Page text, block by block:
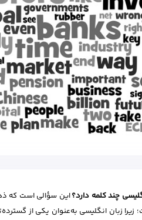
چند کلمه دارد؟این سؤالی است که
زبان انگلیسی به‌عنوان یکی از